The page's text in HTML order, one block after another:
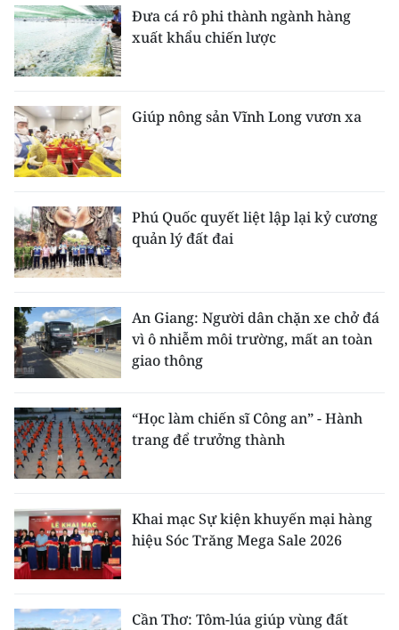
Đưa cá rô phi thành ngành hàng
xuất khẩu chiến lược
Giúp nông sản Vĩnh Long vươn xa
Phú Quốc quyết liệt lập lại kỷ cương
quản lý đất đai
An Giang: Người dân chặn xe chở đá
vì ô nhiễm môi trường, mất an toàn
giao thông
“Học làm chiến sĩ Công an” - Hành
trang để trưởng thành
Khai mạc Sự kiện khuyến mại hàng
hiệu Sóc Trăng Mega Sale 2026
Cần Thơ: Tôm-lúa giúp vùng đất